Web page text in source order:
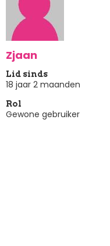
Zjaan
Lid sinds
18 jaar 2 maanden
Rol
Gewone gebruiker